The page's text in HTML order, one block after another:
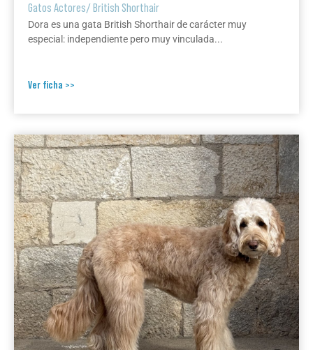
Gatos Actores/British Shorthair
Dora es una gata British Shorthair de carácter muy
especial: independiente pero muy vinculada...
Ver ficha >>